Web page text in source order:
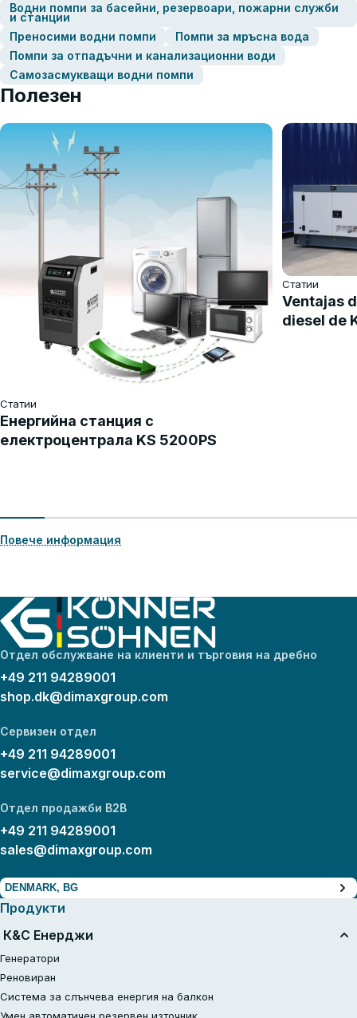
Водни помпи за басейни, резервоари, пожарни служби
и станции
Преносими водни помпи
Помпи за мръсна вода
Помпи за отпадъчни и канализационни води
Самозасмукващи водни помпи
Полезен
Статии
Енергийна станция с
електроцентрала KS 5200PS
Статии
Ventajas
diesel de
Повече информация
Отдел обслужване на клиенти и търговия на дребно
+49 211 94289001
shop.dk@dimaxgroup.com
Сервизен отдел
+49 211 94289001
service@dimaxgroup.com
Отдел продажби B2B
+49 211 94289001
sales@dimaxgroup.com
DENMARK, BG
Продукти
К&С Енерджи
Генератори
Реновиран
Система за слънчева енергия на балкон